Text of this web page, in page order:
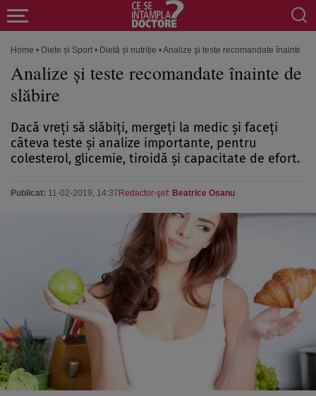
Home • Diete și Sport • Dietă și nutriție •Analize şi teste recomandate înainte
Analize şi teste recomandate înainte de
slăbire
Dacă vreţi să slăbiţi, mergeţi la medic şi faceţi
câteva teste şi analize importante, pentru
colesterol, glicemie, tiroidă şi capacitate de efort.
Publicat: 11-02-2019, 14:37 Redactor-şef: Beatrice Osanu